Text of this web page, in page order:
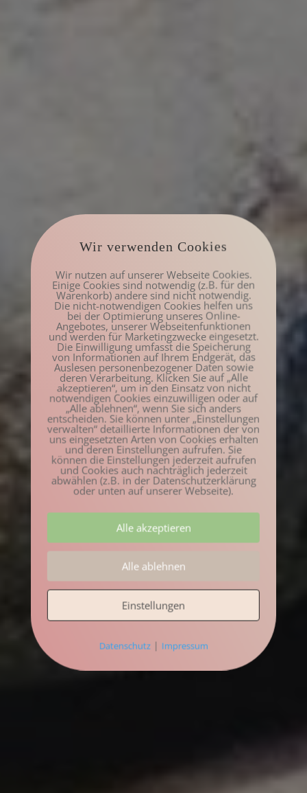
Wir verwenden Cookies
Wir nutzen auf unserer Webseite Cookies.
Einige Cookies sind notwendig (z.B. für den
Warenkorb) andere sind nicht notwendig.
Die nicht-notwendigen Cookies helfen uns
bei der Optimierung unseres Online-
Angebotes, unserer Webseitenfunktionen
und werden für Marketingzwecke eingesetzt.
Die Einwilligung umfasst die Speicherung
von Informationen auf Ihrem Endgerät, das
Auslesen personenbezogener Daten sowie
deren Verarbeitung. Klicken Sie auf „Alle
akzeptieren“, um in den Einsatz von nicht
notwendigen Cookies einzuwilligen oder auf
„Alle ablehnen“, wenn Sie sich anders
entscheiden. Sie können unter „Einstellungen
verwalten“ detaillierte Informationen der von
uns eingesetzten Arten von Cookies erhalten
und deren Einstellungen aufrufen. Sie
können die Einstellungen jederzeit aufrufen
und Cookies auch nachträglich jederzeit
abwählen (z.B. in der Datenschutzerklärung
oder unten auf unserer Webseite).
Alle akzeptieren
Alle ablehnen
Einstellungen
Datenschutz| Impressum